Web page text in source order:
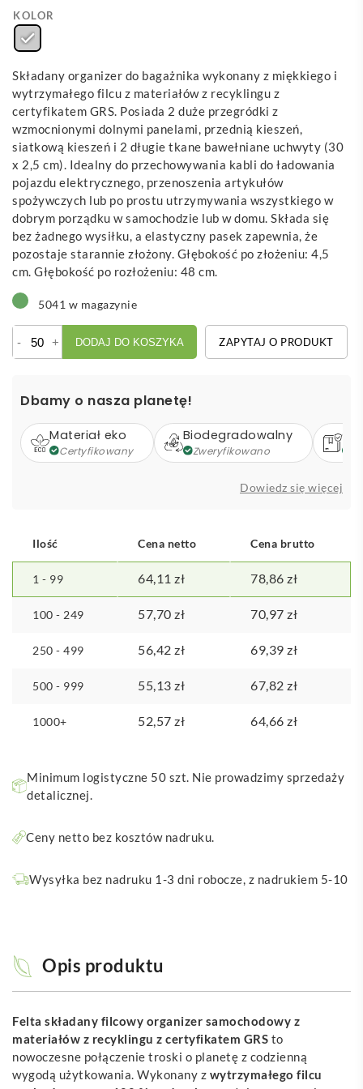
KOLOR
Składany organizer do bagażnika wykonany z miękkiego i
wytrzymałego filcu z materiałów z recyklingu z
certyfikatem GRS. Posiada 2 duże przegródki z
wzmocnionymi dolnymi panelami, przednią kieszeń,
siatkową kieszeń i 2 długie tkane bawełniane uchwyty (30
x 2,5 cm). Idealny do przechowywania kabli do ładowania
pojazdu elektrycznego, przenoszenia artykułów
spożywczych lub po prostu utrzymywania wszystkiego w
dobrym porządku w samochodzie lub w domu. Składa się
bez żadnego wysiłku, a elastyczny pasek zapewnia, że
pozostaje starannie złożony. Głębokość po złożeniu: 4,5
cm. Głębokość po rozłożeniu: 48 cm.
5041 w magazynie
-
Felta
organizer
samochodowy
materiałów
GRS
+ DODAJ DO KOSZYKA ZAPYTAJ O PRODUKT
Dbamy o nasza planetę!
Materiał eko
Certyfikowany
Biodegradowalny
Zweryfikowano
Dowiedz się więcej
Ilość Cena netto Cena brutto
1 - 99 64,11 zł 78,86 zł
100 - 249 57,70 zł 70,97 zł
250 - 499 56,42 zł 69,39 zł
500 - 999 55,13 zł 67,82 zł
1000+ 52,57 zł 64,66 zł
Minimum logistyczne 50 szt. Nie prowadzimy sprzedaży
detalicznej.
Ceny netto bez kosztów nadruku.
Wysyłka bez nadruku 1-3 dni robocze, z nadrukiem 5-10
Opis produktu
Felta składany filcowy organizer samochodowy z
materiałów z recyklingu z certyfikatem GRS to
nowoczesne połączenie troski o planetę z codzienną
wygodą użytkowania. Wykonany z wytrzymałego filcu